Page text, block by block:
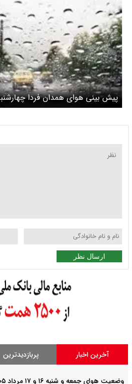
بارانی در استان
ارسال نظر
آخرین اخبار پربازدیدترین